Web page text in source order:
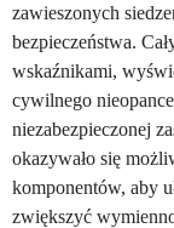
zawieszonych
bezpieczeństwa.
wskaźnikami,
cywilnego
niezabezpieczonej
okazywało się
komponentów, aby
zwiększyć